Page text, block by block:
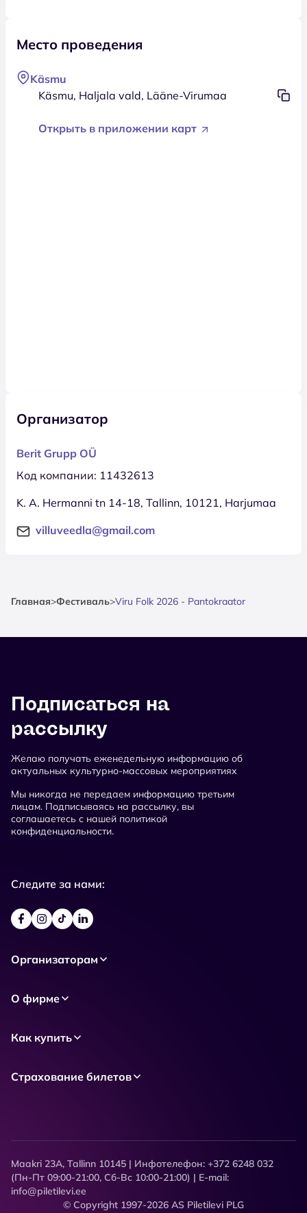
Место проведения
Käsmu
Käsmu, Haljala vald, Lääne-Virumaa
Открыть в приложении карт
Организатор
Berit Grupp OÜ
Код компании: 11432613
K. A. Hermanni tn 14-18, Tallinn, 10121, Harjumaa
villuveedla@gmail.com
Главная>Фестиваль>Viru Folk 2026 - Pantokraator
Подписаться на
рассылку
Желаю получать еженедельную информацию об
актуальных культурно-массовых мероприятиях
Мы никогда не передаем информацию третьим
лицам. Подписываясь на рассылку, вы
соглашаетесь с нашей политикой
конфиденциальности.
Следите за нами:
Организаторам
О фирме
Как купить
Страхование билетов
Maakri 23A, Tallinn 10145 | Инфотелефон: +372 6248 032
(Пн-Пт 09:00-21:00, Сб-Вс 10:00-21:00) | E-mail:
info@piletilevi.ee
© Copyright 1997-2026 AS Piletilevi PLG